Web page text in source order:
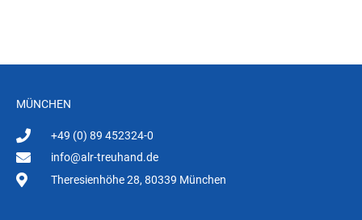
MÜNCHEN
+49 (0) 89 452324-0
info@alr-treuhand.de
Theresienhöhe 28, 80339 München